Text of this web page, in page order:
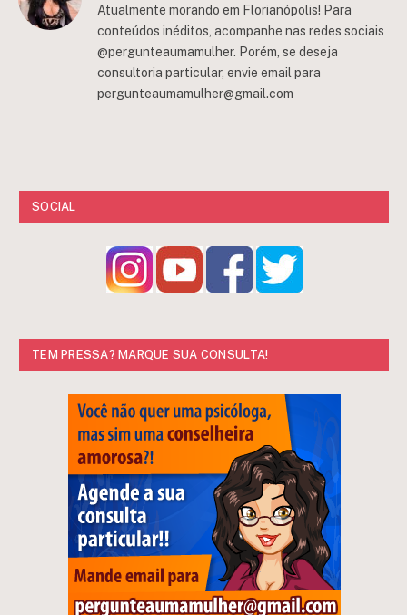
Atualmente morando em Florianópolis! Para
conteúdos inéditos, acompanhe nas redes sociais
@pergunteaumamulher. Porém, se deseja
consultoria particular, envie email para
pergunteaumamulher@gmail.com
SOCIAL
TEM PRESSA? MARQUE SUA CONSULTA!